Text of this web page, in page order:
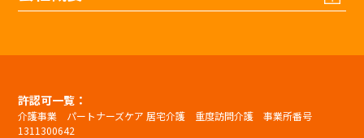
許認可一覧：
介護事業 パートナーズケア 居宅介護 重度訪問介護 事業所番号
1311300642